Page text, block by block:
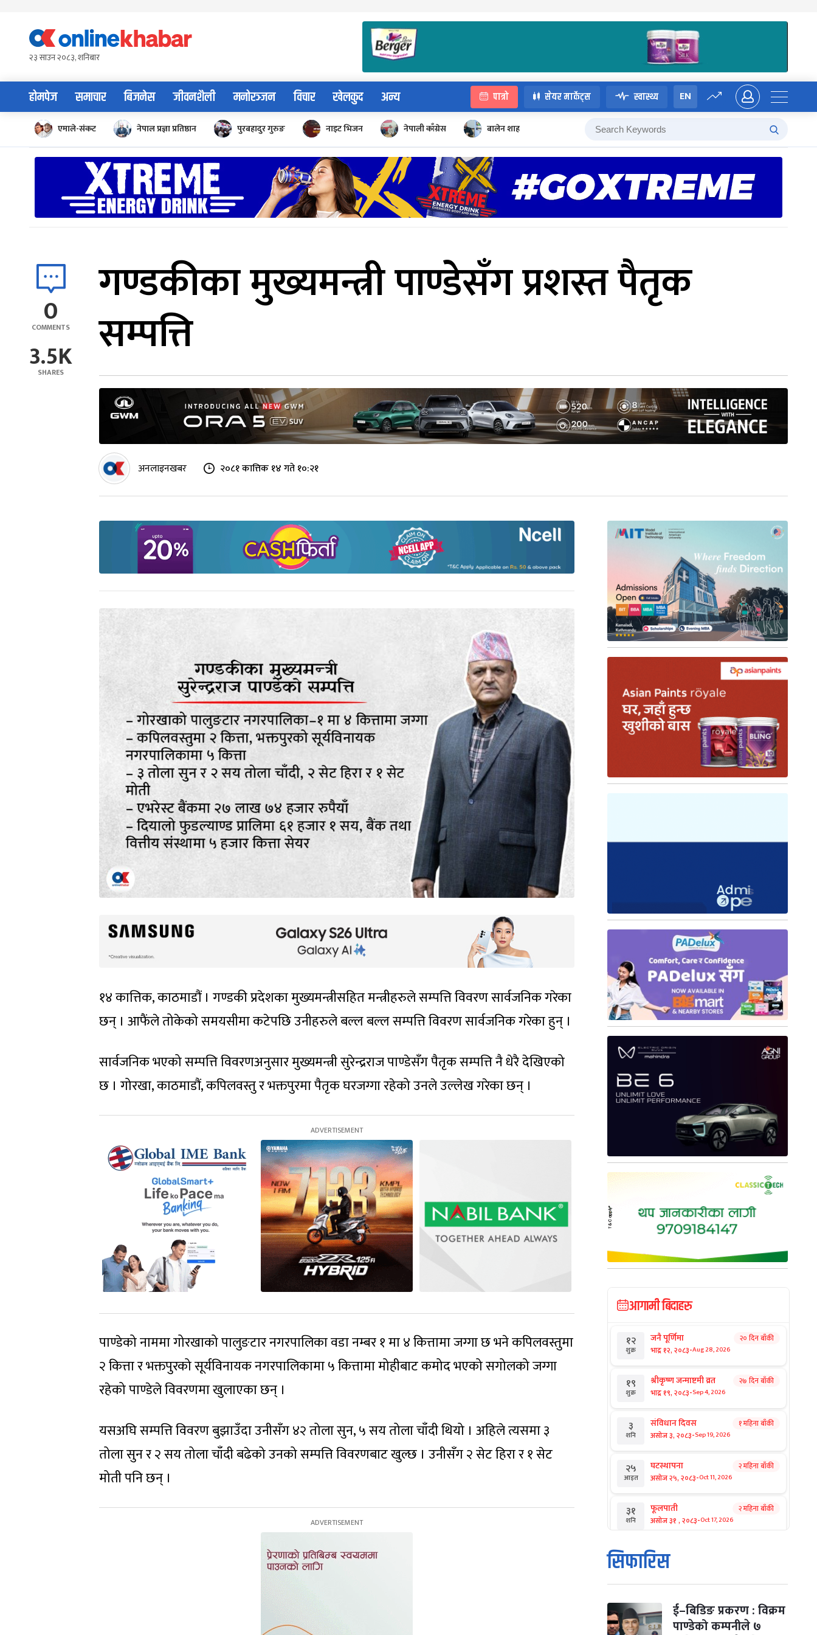
content२३ साउन २०८३, शनिबार
होमपेज समाचार बिजनेस जीवनशैली मनोरञ्जन विचार खेलकुद अन्य पात्रो सेयर मार्केट्स स्वास्थ्य EN
एमाले-संकट नेपाल प्रज्ञा प्रतिष्ठान पुरबहादुर गुरुङ नाइट भिजन नेपाली काँग्रेस बालेन शाह
0
COMMENTS
3.5K
SHARES
गण्डकीका मुख्यमन्त्री पाण्डेसँग प्रशस्त पैतृक
सम्पत्ति
अनलाइनखबर २०८१ कात्तिक १४ गते १०:२१
१४ कात्तिक, काठमाडौं । गण्डकी प्रदेशका मुख्यमन्त्रीसहित मन्त्रीहरुले सम्पत्ति विवरण सार्वजनिक गरेका
छन् । आफैंले तोकेको समयसीमा कटेपछि उनीहरुले बल्ल बल्ल सम्पत्ति विवरण सार्वजनिक गरेका हुन् ।
सार्वजनिक भएको सम्पत्ति विवरणअनुसार मुख्यमन्त्री सुरेन्द्रराज पाण्डेसँग पैतृक सम्पत्ति नै धेरै देखिएको
छ । गोरखा, काठमाडौं, कपिलवस्तु र भक्तपुरमा पैतृक घरजग्गा रहेको उनले उल्लेख गरेका छन् ।
पाण्डेको नाममा गोरखाको पालुङटार नगरपालिका वडा नम्बर १ मा ४ कित्तामा जग्गा छ भने कपिलवस्तुमा
२ कित्ता र भक्तपुरको सूर्यविनायक नगरपालिकामा ५ कित्तामा मोहीबाट कमोद भएको सगोलको जग्गा
रहेको पाण्डेले विवरणमा खुलाएका छन् ।
यसअघि सम्पत्ति विवरण बुझाउँदा उनीसँग ४२ तोला सुन, ५ सय तोला चाँदी थियो । अहिले त्यसमा ३
तोला सुन र २ सय तोला चाँदी बढेको उनको सम्पत्ति विवरणबाट खुल्छ । उनीसँग २ सेट हिरा र १ सेट
मोती पनि छन् ।
आगामी बिदाहरु
१२
शुक्र
जनै पूर्णिमा
भाद्र १२, २०८३-Aug 28, 2026
२० दिन बाँकी
१९
शुक्र
श्रीकृष्ण जन्माष्टमी व्रत
भाद्र १९, २०८३-Sep 4, 2026
२७ दिन बाँकी
३
शनि
संविधान दिवस
असोज ३, २०८३-Sep 19, 2026
१ महिना बाँकी
२५
आइत
घटस्थापना
असोज २५, २०८३-Oct 11, 2026
२ महिना बाँकी
३१
शनि
फूलपाती
असोज ३१ , २०८३-Oct 17, 2026
२ महिना बाँकी
१
आइत
कार्तिक सङ्क्रान्ति
कार्तिक १, २०८३
मंगल कार्तिक ३, २०८३-Oct 20, 2026
सिफारिस
ई–बिडिङ प्रकरण : विक्रम
पाण्डेको कम्पनीले ७